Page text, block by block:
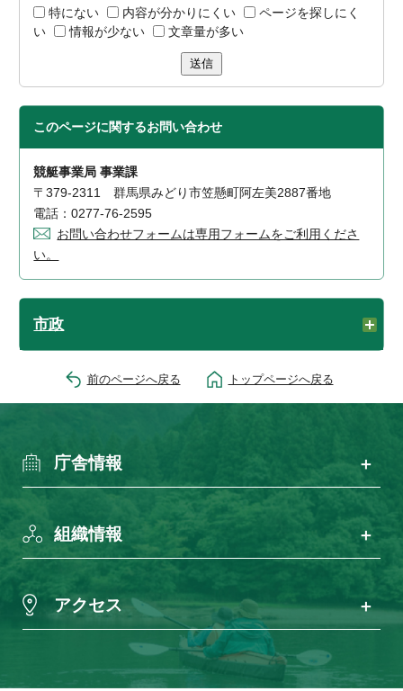
特にない
内容が分かりにくい
ページを探しにく
い
情報が少ない 文章量が多い
送信
このページに関するお問い合わせ
競艇事業局 事業課
〒379-2311 群馬県みどり市笠懸町阿左美2887番地
電話：0277-76-2595
お問い合わせフォームは専用フォームをご利用くださ
い。
市政
前のページへ戻る トップページへ戻る
庁舎情報
組織情報
アクセス